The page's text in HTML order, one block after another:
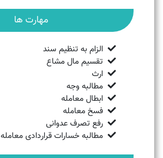
مهارت ها
الزام به تنظیم سند
تقسیم مال مشاع
ارث
مطالبه وجه
ابطال معامله
فسخ معامله
رفع تصرف عدوانی
مطالبه خسارات قراردادی معامله